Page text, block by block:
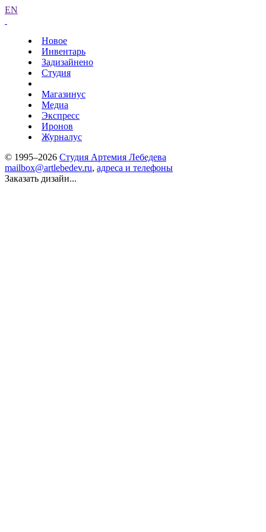
EN
Новое
Инвентарь
Задизайнено
Студия
Магазинус
Медиа
Экспресс
Иронов
Журналус
© 1995–2026 Студия Артемия Лебедева
mailbox@artlebedev.ru, адреса и телефоны
Заказать дизайн...